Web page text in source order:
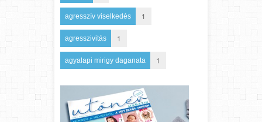
agresszív viselkedés 1
agresszivitás 1
agyalapi mirigy daganata 1